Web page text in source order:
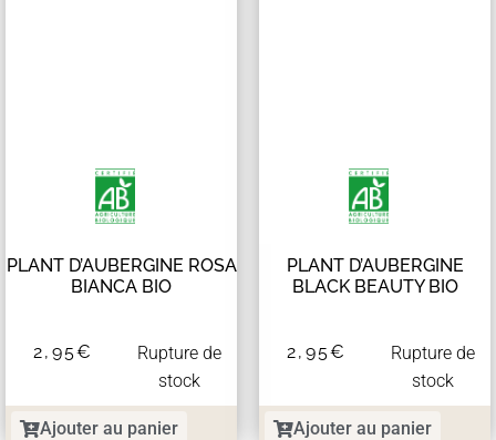
PLANT D’AUBERGINE ROSA
BIANCA BIO
2,95€
Rupture de
stock
Ajouter au panier
PLANT D’AUBERGINE
BLACK BEAUTY BIO
2,95€
Rupture de
stock
Ajouter au panier